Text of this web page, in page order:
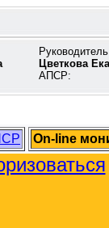
Цветкова
АПСР:
On-line